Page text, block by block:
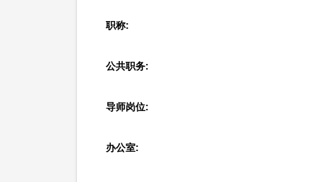
职称:
公共职务:
导师岗位:
办公室: